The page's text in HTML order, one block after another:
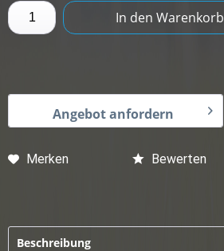
In den Warenkorb
Angebot anfordern
Merken Bewerten
Beschreibung